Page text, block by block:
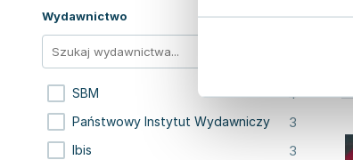
Wydawnictwo
SBM 4
Państwowy Instytut Wydawniczy 3
Ibis 3